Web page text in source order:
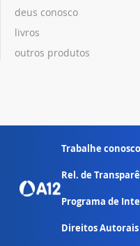
deus conosco
livros
outros produtos
Trabalhe conosco
Rel. de
Programa de
Direitos Autorais